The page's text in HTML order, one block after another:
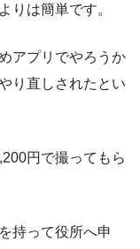
りは簡単です。
アプリでやろうか
り直しされたとい
円で撮ってもら
持って役所へ申